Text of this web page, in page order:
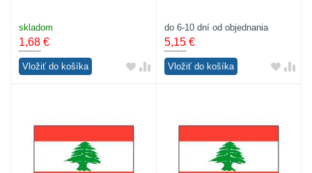
skladom
1,68 €
Vložiť do košíka
do 6-10 dní od objednania
5,15€
Vložiť do košíka